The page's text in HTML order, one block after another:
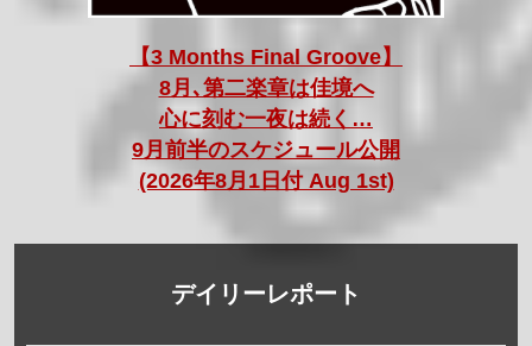
【3 Months Final Groove】
8月､第二楽章は佳境へ
心に刻む一夜は続く…
9月前半のスケジュール公開
(2026年8月1日付 Aug 1st)
デイリーレポート